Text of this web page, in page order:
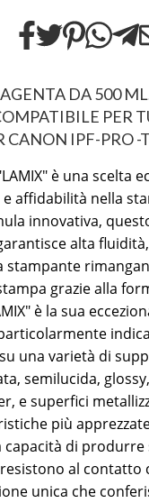
DA 500
PER
CANON IPF-PRO -
è una scelta
affidabilità nella
innovativa,
alta
stampante
grazie alla
è la sua
una varietà di
semilucida,
e superfici
più
di produrre
al contatto
unica che